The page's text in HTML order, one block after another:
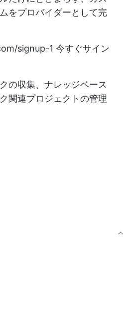
をプロバイダーとして完
signup-1 今すぐサイン
の収集、ナレッジベース
関連プロジェクトの管理